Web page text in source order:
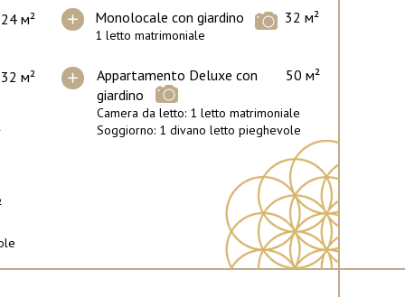
24 м²
32 м²
Appartamento Deluxe con
giardino
50 м²
Camera da letto: 1 letto matrimoniale
Soggiorno: 1 divano letto pieghevole
Monolocale con giardino 32 м²
1 letto matrimoniale